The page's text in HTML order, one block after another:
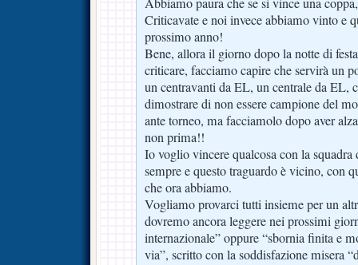
Criticavate e noi invece abbiamo vinto e
prossimo anno!
Bene, allora il giorno dopo la notte di
criticare, facciamo capire che servirà un
un centravanti da EL, un centrale da EL,
dimostrare di non essere campione del
ante torneo, ma facciamolo dopo aver
non prima!!
Io voglio vincere qualcosa con la
sempre e questo traguardo è vicino, con
che ora abbiamo.
Vogliamo provarci tutti insieme per un
dovremo ancora leggere nei prossimi
internazionale” oppure “sbornia finita e
via”, scritto con la soddisfazione misera